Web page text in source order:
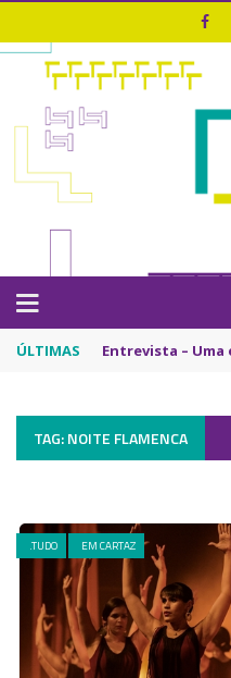
ÚLTIMAS Entrevista –
TAG: NOITE FLAMENCA
.TUDO EM CARTAZ